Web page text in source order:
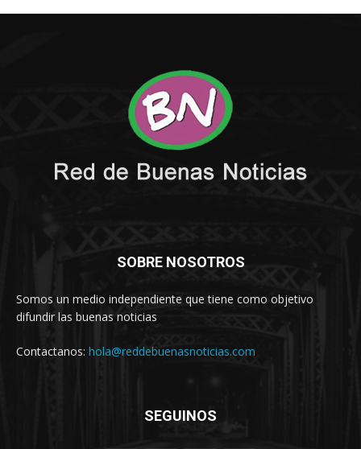
SOBRE NOSOTROS
Somos un medio independiente que tiene como objetivo
difundir las buenas noticias
Contactanos: hola@reddebuenasnoticias.com
SEGUINOS